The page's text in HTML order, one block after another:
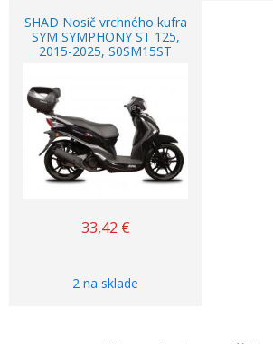
SHAD Nosič vrchného kufra
SYM SYMPHONY ST 125,
2015-2025, S0SM15ST
33,42 €
2 na sklade